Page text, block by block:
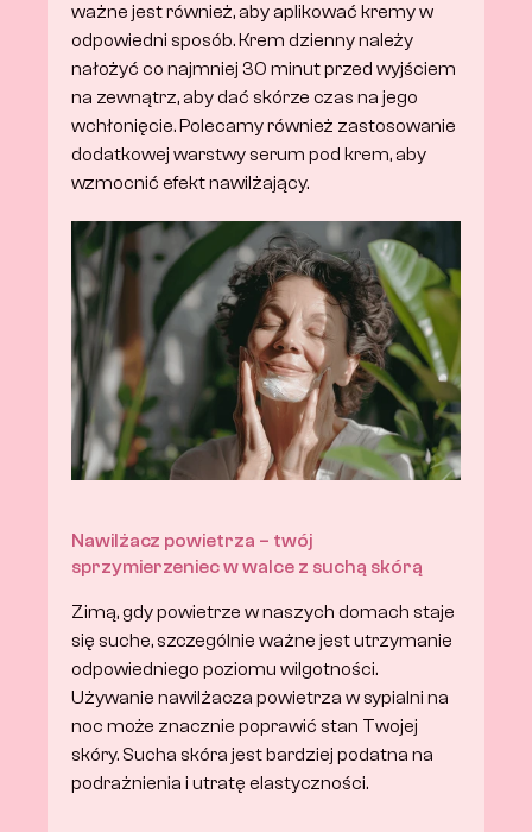
ważne jest również, aby aplikować kremy w
odpowiedni sposób. Krem dzienny należy
nałożyć co najmniej 30 minut przed wyjściem
na zewnątrz, aby dać skórze czas na jego
wchłonięcie. Polecamy również zastosowanie
dodatkowej warstwy serum pod krem, aby
wzmocnić efekt nawilżający.
Nawilżacz powietrza – twój
sprzymierzeniec w walce z suchą skórą
Zimą, gdy powietrze w naszych domach staje
się suche, szczególnie ważne jest utrzymanie
odpowiedniego poziomu wilgotności.
Używanie nawilżacza powietrza w sypialni na
noc może znacznie poprawić stan Twojej
skóry. Sucha skóra jest bardziej podatna na
podrażnienia i utratę elastyczności.